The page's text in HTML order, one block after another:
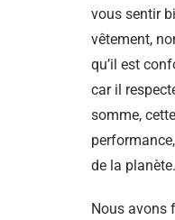
vous sentir
vêtement,
qu’il est
car il
somme,
de la planète.
Nous avons